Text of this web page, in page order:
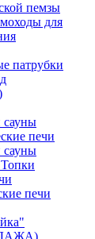
пемзы
для
патрубки
сауны
печи
сауны
печи